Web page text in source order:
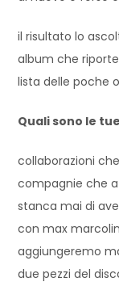
il risultato lo
album che
lista delle poche
Quali sono le
collaborazioni
compagnie che
stanca mai di
con max
aggiungeremo
due pezzi del